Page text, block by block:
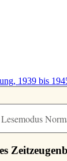
1939 bis
Lesemodus